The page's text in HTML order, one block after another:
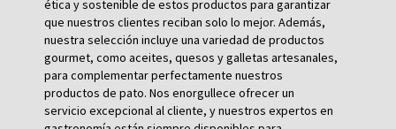
ética y sostenible de estos productos para garantizar
que nuestros clientes reciban solo lo mejor. Además,
nuestra selección incluye una variedad de productos
gourmet, como aceites, quesos y galletas artesanales,
para complementar perfectamente nuestros
productos de pato. Nos enorgullece ofrecer un
servicio excepcional al cliente, y nuestros expertos en